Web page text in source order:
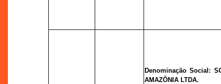
Denominação Social:
AMAZÔNIA LTDA.